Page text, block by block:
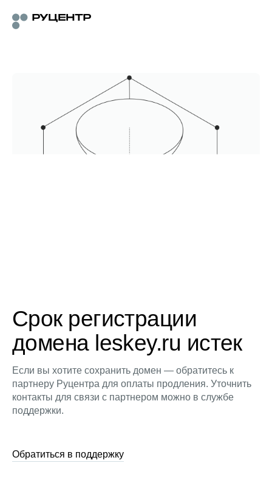
Срок регистрации
домена leskey.ru истек
Если вы хотите сохранить домен — обратитесь к
партнеру Руцентра для оплаты продления. Уточнить
контакты для связи с партнером можно в службе
поддержки.
Обратиться в поддержку